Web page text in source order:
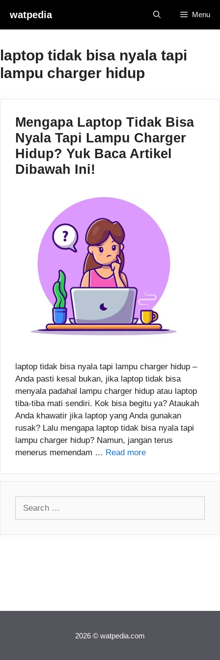
content
watpedia Menu
laptop tidak bisa nyala tapi
lampu charger hidup
Mengapa Laptop Tidak Bisa
Nyala Tapi Lampu Charger
Hidup? Yuk Baca Artikel
Dibawah Ini!
laptop tidak bisa nyala tapi lampu charger hidup –
Anda pasti kesal bukan, jika laptop tidak bisa
menyala padahal lampu charger hidup atau laptop
tiba-tiba mati sendiri. Kok bisa begitu ya? Ataukah
Anda khawatir jika laptop yang Anda gunakan
rusak? Lalu mengapa laptop tidak bisa nyala tapi
lampu charger hidup? Namun, jangan terus
menerus memendam … Read more
2026 © watpedia.com